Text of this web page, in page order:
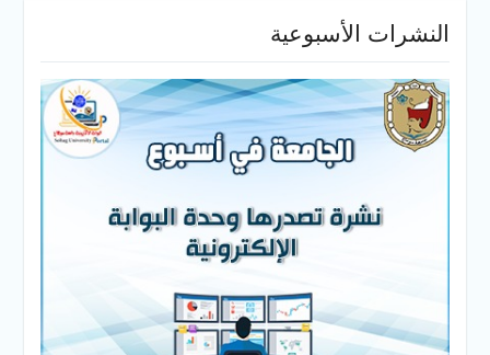
النشرات الأسبوعية